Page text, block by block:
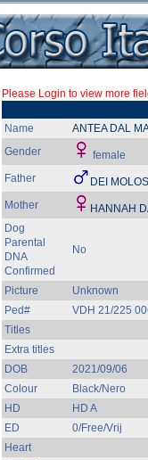
Please Login to view more
Name
ANTEA DAL
Gender
female
Father
DEI
Mother
HANNAH
Dog
Parental
DNA
Confirmed
No
Picture
Unknown
Ped#
VDH 21/225
Titles
Extra titles
DOB
2021/09/06
Colour
Black/Nero
HD
HD A
ED
0/Free/Vrij
Heart